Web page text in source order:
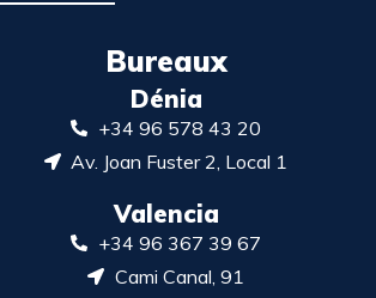
Bureaux
Dénia
+34 96 578 43 20
Av. Joan Fuster 2, Local 1
Valencia
+34 96 367 39 67
Cami Canal, 91